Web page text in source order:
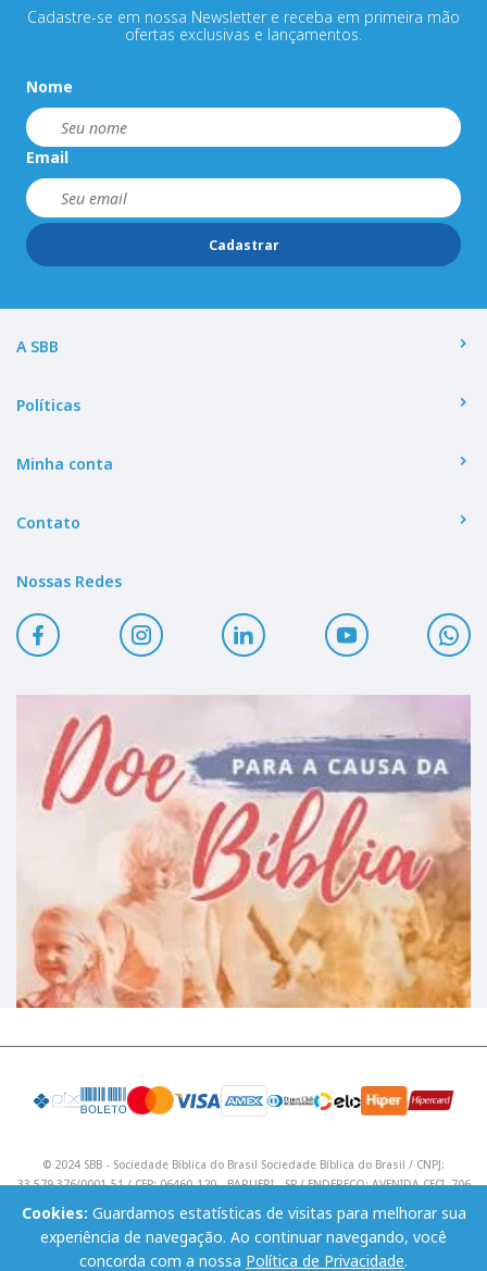
Cadastre-se em nossa Newsletter e receba em primeira mão
ofertas exclusivas e lançamentos.
Nome
Email
Cadastrar
A SBB
Políticas
Minha conta
Contato
Nossas Redes
Cookies: Guardamos estatísticas de visitas para melhorar sua
experiência de navegação. Ao continuar navegando, você
concorda com a nossa Política de Privacidade.
© 2024 SBB - Sociedade Bíblica do Brasil Sociedade Bíblica do Brasil / CNPJ:
33.579.376/0001-51 / CEP: 06460-120 - BARUERI - SP / ENDEREÇO: AVENIDA CECI, 706
/ Telefone: (11) 4195 9590 / Email: lojavirtual@sbb.org.br .